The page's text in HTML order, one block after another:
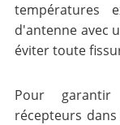
températures
d'antenne avec
éviter toute
Pour
récepteurs